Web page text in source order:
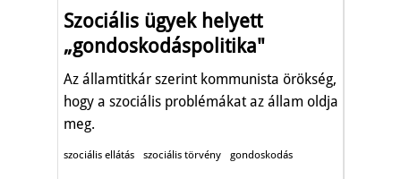
Szociális ügyek helyett
„gondoskodáspolitika"
Az államtitkár szerint kommunista örökség,
hogy a szociális problémákat az állam oldja
meg.
szociális ellátás szociális törvény gondoskodás